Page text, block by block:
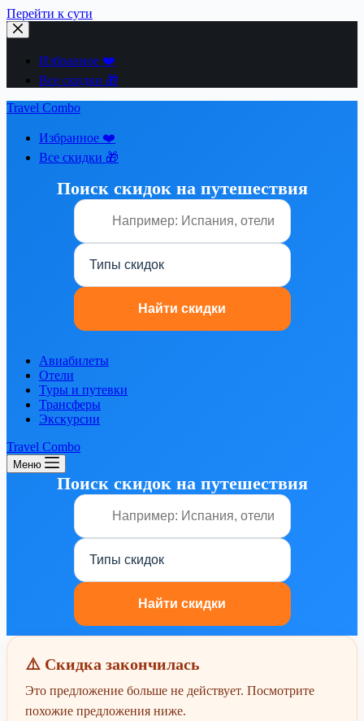
Перейти к сути
Избранное ❤️
Все скидки 🎁
Travel Combo
Избранное ❤️
Все скидки 🎁
Поиск скидок на путешествия
Авиабилеты
Отели
Туры и путевки
Трансферы
Экскурсии
Travel Combo
Меню
Поиск скидок на путешествия
⚠️ Скидка закончилась
Это предложение больше не действует. Посмотрите
похожие предложения ниже.